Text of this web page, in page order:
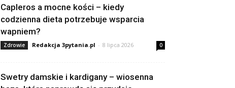
Capleros a mocne kości – kiedy
codzienna dieta potrzebuje wsparcia
wapniem?
Zdrowie Redakcja 3pytania.pl - 8 lipca 2026 0
Swetry damskie i kardigany – wiosenna